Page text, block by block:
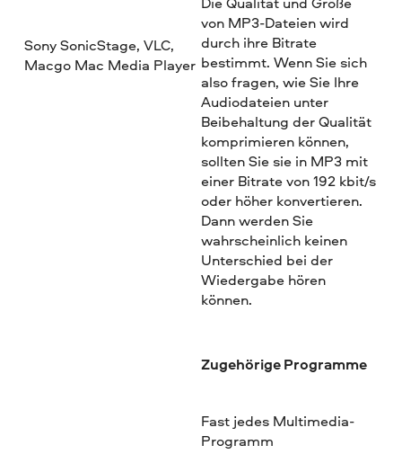
Sony SonicStage, VLC,
Macgo Mac Media Player
von MP3-Dateien wird
durch ihre Bitrate
bestimmt. Wenn Sie sich
also fragen, wie Sie Ihre
Audiodateien unter
Beibehaltung der Qualität
komprimieren können,
sollten Sie sie in MP3 mit
einer Bitrate von 192 kbit/s
oder höher konvertieren.
Dann werden Sie
wahrscheinlich keinen
Unterschied bei der
Wiedergabe hören
können.
Zugehörige Programme
Fast jedes Multimedia-
Programm